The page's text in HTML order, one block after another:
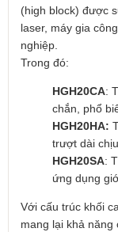
(high block) được
laser, máy gia
nghiệp.
Trong đó:
HGH20CA:
chắn, phổ
HGH20HA:
trượt dài
HGH20SA:
ứng dụng
Với cấu trúc khối
mang lại khả năng